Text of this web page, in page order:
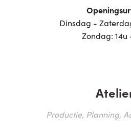
Dinsdag -
Zondag: 14u
Productie, Planning,